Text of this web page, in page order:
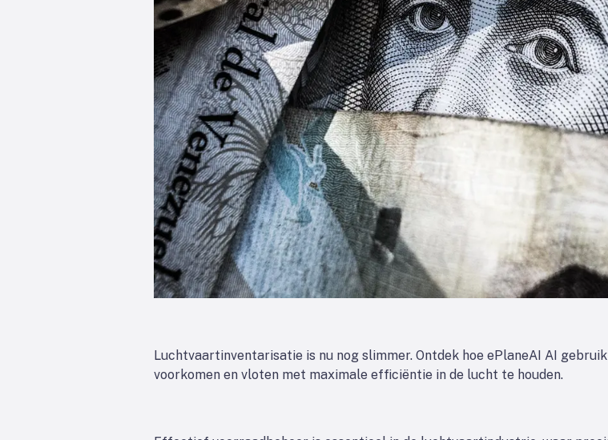
Luchtvaartinventarisatie is nu nog slimmer. Ontdek hoe ePlaneAI AI
voorkomen en vloten met maximale efficiëntie in de lucht te houden.